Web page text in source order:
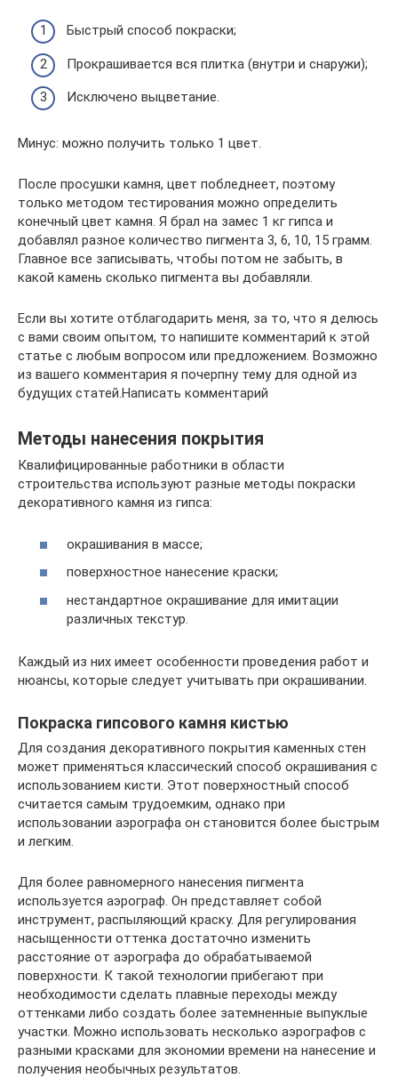
Быстрый способ покраски;
Прокрашивается вся плитка (внутри и снаружи);
Исключено выцветание.
Минус: можно получить только 1 цвет.
После просушки камня, цвет побледнеет, поэтому
только методом тестирования можно определить
конечный цвет камня. Я брал на замес 1 кг гипса и
добавлял разное количество пигмента 3, 6, 10, 15 грамм.
Главное все записывать, чтобы потом не забыть, в
какой камень сколько пигмента вы добавляли.
Если вы хотите отблагодарить меня, за то, что я делюсь
с вами своим опытом, то напишите комментарий к этой
статье с любым вопросом или предложением. Возможно
из вашего комментария я почерпну тему для одной из
будущих статей.Написать комментарий
Методы нанесения покрытия
Квалифицированные работники в области
строительства используют разные методы покраски
декоративного камня из гипса:
окрашивания в массе;
поверхностное нанесение краски;
нестандартное окрашивание для имитации
различных текстур.
Каждый из них имеет особенности проведения работ и
нюансы, которые следует учитывать при окрашивании.
Покраска гипсового камня кистью
Для создания декоративного покрытия каменных стен
может применяться классический способ окрашивания с
использованием кисти. Этот поверхностный способ
считается самым трудоемким, однако при
использовании аэрографа он становится более быстрым
и легким.
Для более равномерного нанесения пигмента
используется аэрограф. Он представляет собой
инструмент, распыляющий краску. Для регулирования
насыщенности оттенка достаточно изменить
расстояние от аэрографа до обрабатываемой
поверхности. К такой технологии прибегают при
необходимости сделать плавные переходы между
оттенками либо создать более затемненные выпуклые
участки. Можно использовать несколько аэрографов с
разными красками для экономии времени на нанесение и
получения необычных результатов.